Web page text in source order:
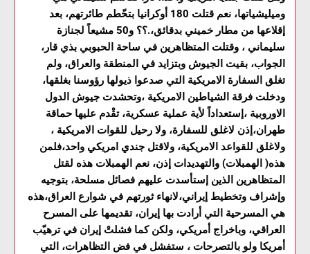
وميليشياتها، نعم قتلت 180 أوكرانيا بتحّطم طائرتهم، بعد
إقلاعها من مطار خميني بدقائق،.؟؟ و50 مشيعاً لجنازة
سليماني ، وقتلت المتظاهرين في ساحة الحبوبي بذي قار،
الجواب، بقيت الجيوش وبتزايد في المنطقة والعراق، ولم
تغلق السفارة الامريكية التي صدعوا ذيولها رؤوسنا بغلقها،
ودخلت فرقة الشياطين الامريكية ،وتحشدت جيوش الدول
الاوروبية ،إستعداداً لأية عملية عسكرية، تقْدم عليها حماقة
طهران،إذن لاغلق للسفارة، ولا رحيل للقوات الامريكية ،
ولاغلق للقواعد الامريكية، ولاقتل جندي امريكي واحد،فلمن
هذه( الهمبلات) والتهديدات إذن، نعم الهمبلات هذه لقتل
المتظاهرين الذين إستأسدت عليهم فصائل مسلحة، بتوجيه
وإشراف وتخطيط إيراني،لانهاء ثورتهم في شوارع العراق،هذه
هي المسرحية التي أرادت بها إيران، تقديمها على المسرح
العراقي، وباخراج أمريكي، ولكن كما فشلتْ إيران في ترهيّب
أمريكا ولو بالتصرحات ، ستفشل في فض التظاهرات، التي